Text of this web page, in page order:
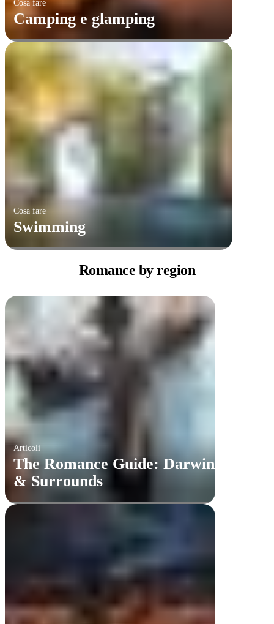
Cosa fare
Camping e glamping
Cosa fare
Swimming
Romance by region
Articoli
​The Romance Guide: Darwin
& Surrounds